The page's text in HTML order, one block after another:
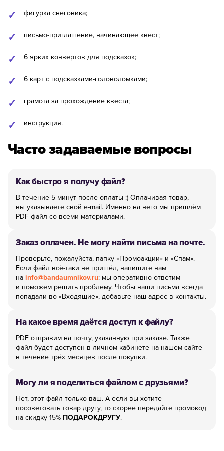
фигурка снеговика;
письмо-приглашение, начинающее квест;
6 ярких конвертов для подсказок;
6 карт с подсказками-головоломками;
грамота за прохождение квеста;
инструкция.
Часто задаваемые вопросы
Как быстро я получу файл?
В течение 5 минут после оплаты :) Оплачивая товар,
вы указываете свой e-mail. Именно на него мы пришлём
PDF-файл со всеми материалами.
Заказ оплачен. Не могу найти письма на почте.
Проверьте, пожалуйста, папку «Промоакции» и «Спам».
Если файл всё-таки не пришёл, напишите нам
на info@bandaumnikov.ru: мы оперативно ответим
и поможем решить проблему. Чтобы наши письма всегда
попадали во «Входящие», добавьте наш адрес в контакты.
На какое время даётся доступ к файлу?
PDF отправим на почту, указанную при заказе. Также
файл будет доступен в личном кабинете на нашем сайте
в течение трёх месяцев после покупки.
Могу ли я поделиться файлом с друзьями?
Нет, этот файл только ваш. А если вы хотите
посоветовать товар другу, то скорее передайте промокод
на скидку 15% ПОДАРОКДРУГУ.